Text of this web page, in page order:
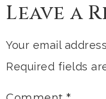
Leave a
Your email
Required fields